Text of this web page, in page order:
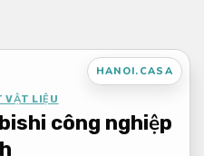
HANOI.CASA
VẬT LIỆU
công nghiệp